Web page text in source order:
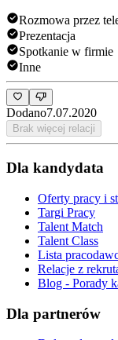
Rozmowa przez
Prezentacja
Spotkanie w firmie
Inne
Dodano7.07.2020
Brak więcej relacji
Dla kandydata
Oferty pracy i
Targi Pracy
Talent Match
Talent Class
Lista
Relacje z
Blog - Porady
Dla partnerów